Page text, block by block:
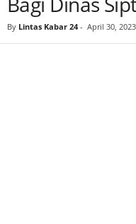
By Lintas Kabar 24- April 30, 2023